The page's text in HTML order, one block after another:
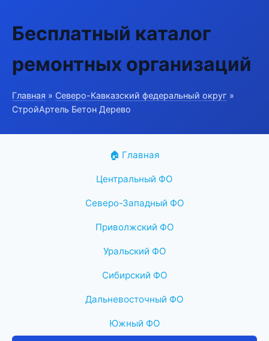
Бесплатный каталог
ремонтных организаций
Главная » Северо-Кавказский федеральный округ »
СтройАртель Бетон Дерево
🏠 Главная
Центральный ФО
Северо-Западный ФО
Приволжский ФО
Уральский ФО
Сибирский ФО
Дальневосточный ФО
Южный ФО